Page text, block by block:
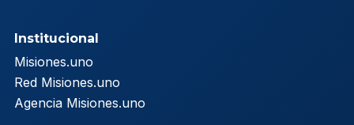
Institucional
Misiones.uno
Red Misiones.uno
Agencia Misiones.uno